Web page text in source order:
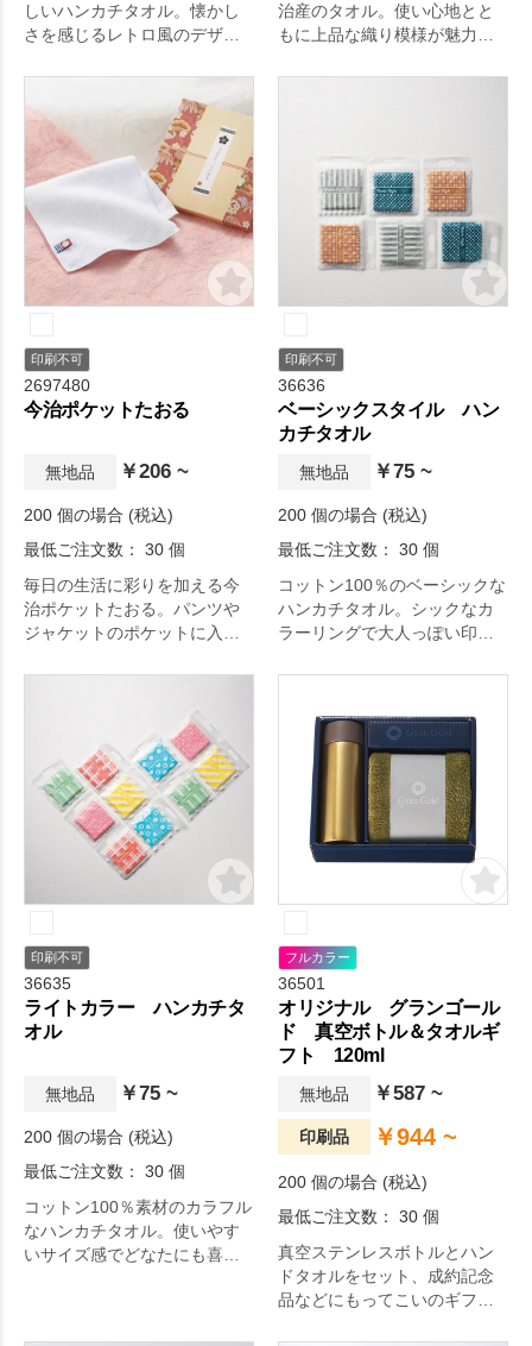
しいハンカチタオル。懐かし
さを感じるレトロ風のデザイ
や小物入れとして使用できま
す。
治産のタオル。使い心地とと
もに上品な織り模様が魅力で
印刷不可
2697480
今治ポケットたおる
無地品 ￥206 ~
200 個の場合 (税込)
最低ご注文数： 30 個
毎日の生活に彩りを加える今
治ポケットたおる。パンツや
ジャケットのポケットに入れ
ル。裏面パイル仕上げの綿
形は半分に折ってパンツやジ
ャケットのポケットに入れて
もかさばりません。通常のハ
ンカチタオルよりも小さくな
りますが、今治タオルの高い
給水力。日々の生活をちょっ
ぴり豊かにするアイテムで
印刷不可
36636
ベーシックスタイル ハン
カチタオル
無地品 ￥75 ~
200 個の場合 (税込)
最低ご注文数： 30 個
コットン100％のベーシックな
ハンカチタオル。シックなカ
ラーリングで大人っぽい印象
ージで渡しやすく便利です。
印刷不可
36635
ライトカラー ハンカチタ
オル
無地品 ￥75 ~
200 個の場合 (税込)
最低ご注文数： 30 個
コットン100％素材のカラフル
なハンカチタオル。使いやす
いサイズ感でどなたにも喜ば
フルカラー
36501
オリジナル グランゴール
ド 真空ボトル＆タオルギ
フト 120ml
無地品 ￥587 ~
印刷品 ￥944 ~
200 個の場合 (税込)
最低ご注文数： 30 個
真空ステンレスボトルとハン
ドタオルをセット、成約記念
品などにもってこいのギフト